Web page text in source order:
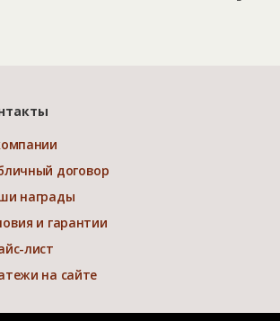
договор
награды
и гарантии
лист
на сайте